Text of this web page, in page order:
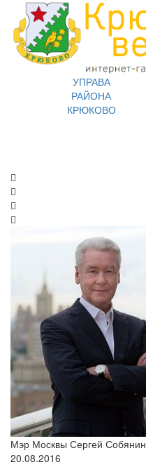
УПРАВА
РАЙОНА
КРЮКОВО
Мэр Москвы Сергей Собянин
20.08.2016